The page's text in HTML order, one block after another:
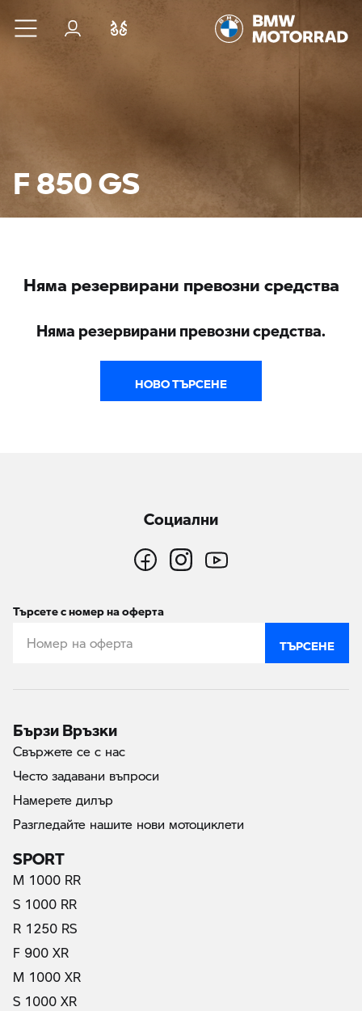
Към основното съдържание
Вход
F 850 GS
Няма резервирани превозни средства
Няма резервирани превозни средства.
НОВО ТЪРСЕНЕ
Социални
Търсете с номер на оферта
ТЪРСЕНЕ
Бързи Връзки
Свържете се с нас
Често задавани въпроси
Намерете дилър
Разгледайте нашите нови мотоциклети
SPORT
M 1000 RR
S 1000 RR
R 1250 RS
F 900 XR
M 1000 XR
S 1000 XR